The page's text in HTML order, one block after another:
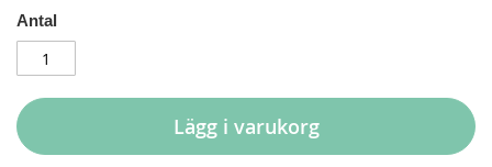
Antal
Lägg i varukorg